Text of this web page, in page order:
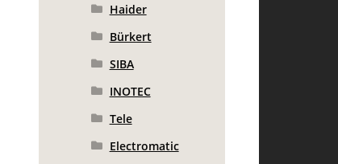
Haider
Bürkert
SIBA
INOTEC
Tele
Electromatic